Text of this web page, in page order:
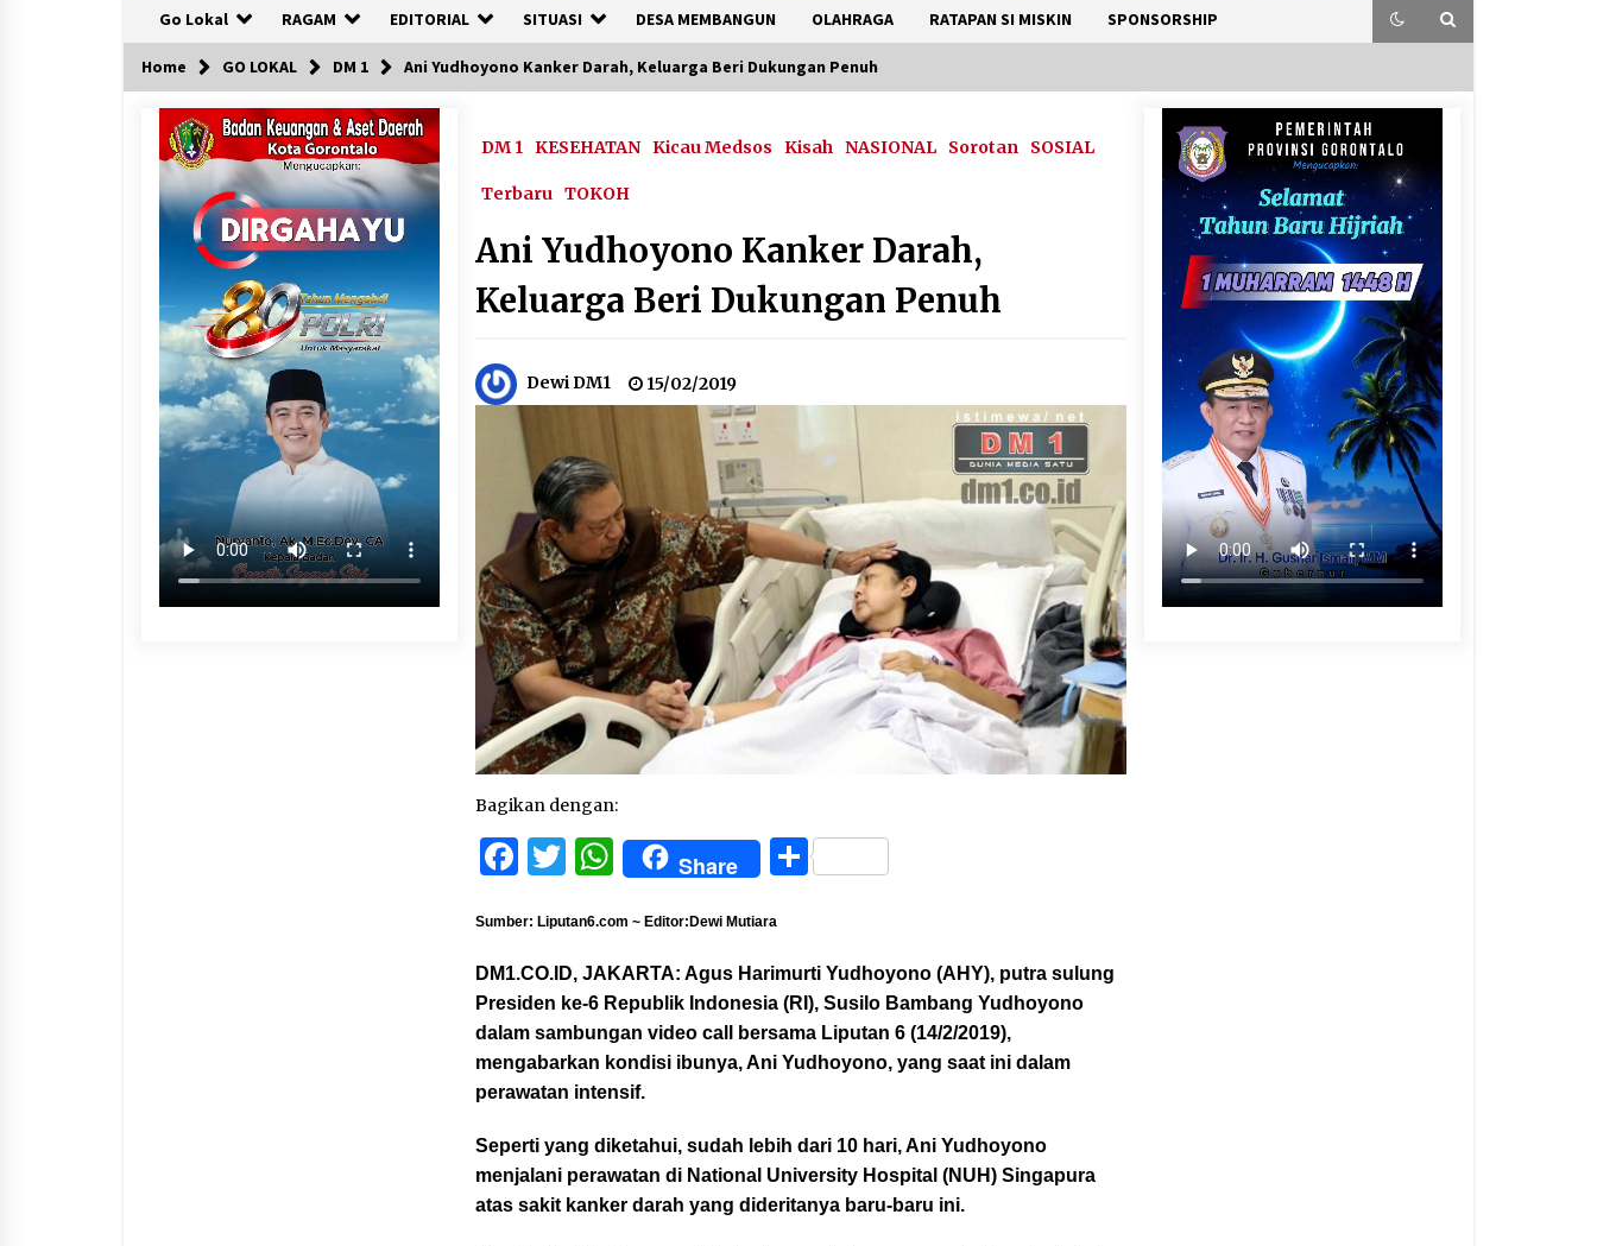
Go Lokal RAGAM EDITORIAL SITUASI DESA MEMBANGUN OLAHRAGA RATAPAN SI MISKIN SPONSORSHIP
Home GO LOKAL DM 1 Ani Yudhoyono Kanker Darah, Keluarga Beri Dukungan Penuh
DM 1 KESEHATAN Kicau Medsos Kisah NASIONAL Sorotan SOSIAL
Terbaru TOKOH
Ani Yudhoyono Kanker Darah,
Keluarga Beri Dukungan Penuh
Dewi DM1 15/02/2019
Bagikan dengan:
Facebook
Twitter
WhatsApp
Share Share
Sumber: Liputan6.com ~ Editor:Dewi Mutiara
DM1.CO.ID, JAKARTA: Agus Harimurti Yudhoyono (AHY), putra sulung
Presiden ke-6 Republik Indonesia (RI), Susilo Bambang Yudhoyono
dalam sambungan video call bersama Liputan 6 (14/2/2019),
mengabarkan kondisi ibunya, Ani Yudhoyono, yang saat ini dalam
perawatan intensif.
Seperti yang diketahui, sudah lebih dari 10 hari, Ani Yudhoyono
menjalani perawatan di National University Hospital (NUH) Singapura
atas sakit kanker darah yang dideritanya baru-baru ini.